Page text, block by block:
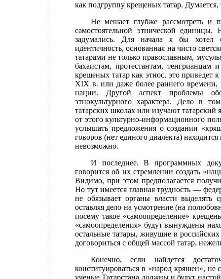
как подгруппу крещеных татар.
Не мешает глубже рассмотреть и
самостоятельной этнической
задумались. Для начала я бы хотел
идентичность, основанная на чисто
татарами не только православным,
бахаистам, протестантам,
крещеных татар как этнос, это
XIX в. или даже более раннего времени,
нации. Другой аспект проблемы
этнокультурного характера. Дело в
татарских школах или изучают татарский
от этого культурно-информационного
услышать предложения о создании
говоров (нет единого диалекта)
невозможно.
И последнее. В программных
говорится об их стремлении создать
Видимо, при этом предполагается
Но тут имеется главная трудность —
не обязывает органы власти выделять
оставляя дело на усмотрение (на
посему такое «самоопределение»
«самоопределения» будут вынуждены
остальные татары, живущие в
договориться с общей массой татар,
Конечно, если найдется
конституироваться в «народ кряшен», не
ученые Татарстана должны и будут